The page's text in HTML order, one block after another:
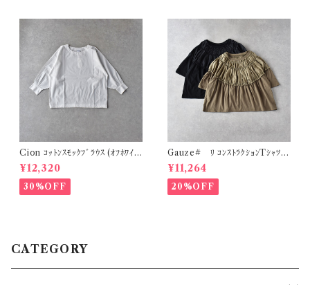
Cion ｺｯﾄﾝｽﾓｯｸﾌﾞﾗｳｽ (ｵﾌﾎﾜｲﾄ)
19-14231
¥12,320
30%OFF
Gauze# ﾘ ｺﾝｽﾄﾗｸｼｮﾝTｼｬﾂ
G1193
¥11,264
20%OFF
CATEGORY